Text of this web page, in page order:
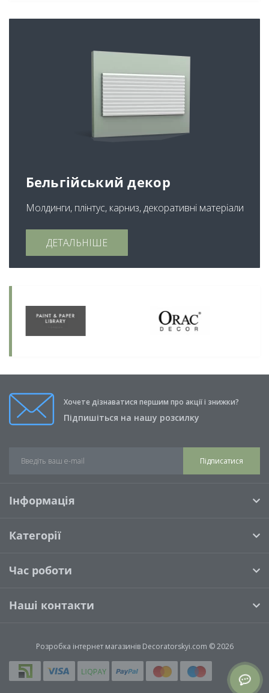
Бельгійський декор
Молдинги, плінтус, карниз, декоративні матеріали
ДЕТАЛЬНІШЕ
Хочете дізнаватися першим про акції і знижки?
Підпишіться на нашу розсилку
Підписатися
Інформація
Категорії
Час роботи
Наші контакти
Розробка інтернет магазинівDecoratorskyi.com © 2026